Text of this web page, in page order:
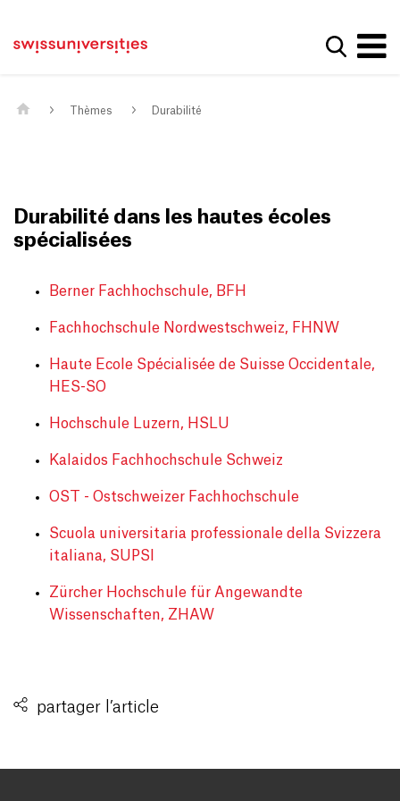
Main Navigation
Contenu
Méta-navigation
Afficher
Thèmes Durabilité
Durabilité dans les hautes écoles
spécialisées
Berner Fachhochschule, BFH
Fachhochschule Nordwestschweiz, FHNW
Haute Ecole Spécialisée de Suisse Occidentale,
HES-SO
Hochschule Luzern, HSLU
Kalaidos Fachhochschule Schweiz
OST - Ostschweizer Fachhochschule
Scuola universitaria professionale della Svizzera
italiana, SUPSI
Zürcher Hochschule für Angewandte
Wissenschaften, ZHAW
partager l’article